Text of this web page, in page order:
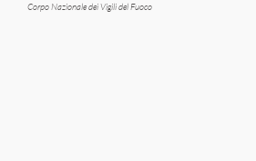
Corpo Nazionale dei Vigili del Fuoco